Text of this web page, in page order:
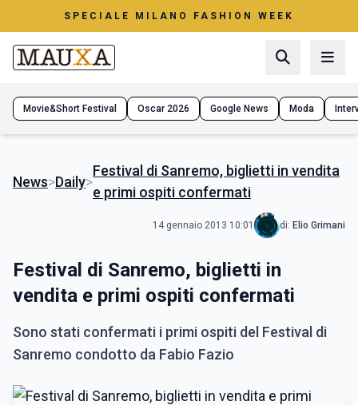
SPECIALE MILANO FASHION WEEK
Movie&Short Festival Oscar 2026 Google News Moda
News>Daily>
Festival di Sanremo, biglietti in vendita
e primi ospiti confermati
14 gennaio 2013 10:01 di: Elio Grimani
Festival di Sanremo, biglietti in
vendita e primi ospiti confermati
Sono stati confermati i primi ospiti del Festival di
Sanremo condotto da Fabio Fazio